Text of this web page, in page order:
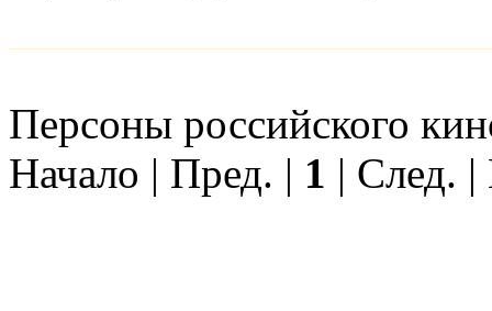
Персоны российского
Начало | Пред. | 1 | След.